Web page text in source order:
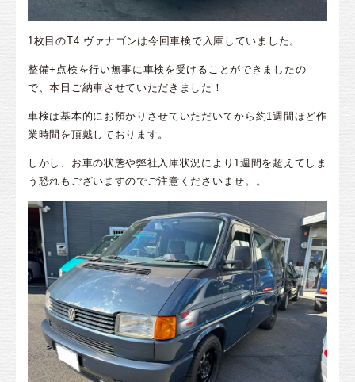
1枚目のT4 ヴァナゴンは今回車検で入庫していました。
整備+点検を行い無事に車検を受けることができましたの
で、本日ご納車させていただきました！
車検は基本的にお預かりさせていただいてから約1週間ほど作
業時間を頂戴しております。
しかし、お車の状態や弊社入庫状況により1週間を超えてしま
う恐れもございますのでご注意くださいませ。。